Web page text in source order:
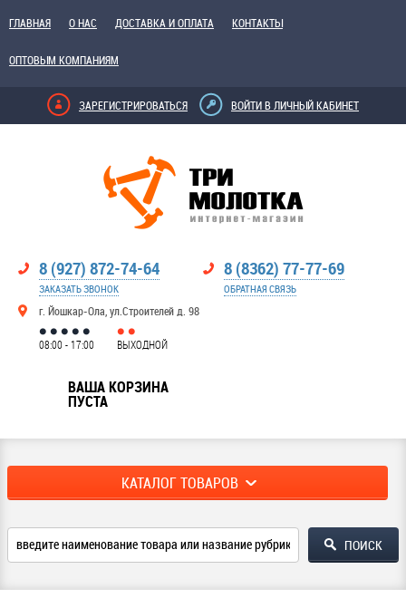
ГЛАВНАЯ О НАС ДОСТАВКА И ОПЛАТА КОНТАКТЫ
ОПТОВЫМ КОМПАНИЯМ
ЗАРЕГИСТРИРОВАТЬСЯ ВОЙТИ В ЛИЧНЫЙ КАБИНЕТ
8 (927) 872-74-64
ЗАКАЗАТЬ ЗВОНОК
г. Йошкар-Ола, ул.Строителей д. 98
8 (8362) 77-77-69
ОБРАТНАЯ СВЯЗЬ
08:00 - 17:00 ВЫХОДНОЙ
ВАША КОРЗИНА
ПУСТА
КАТАЛОГ ТОВАРОВ